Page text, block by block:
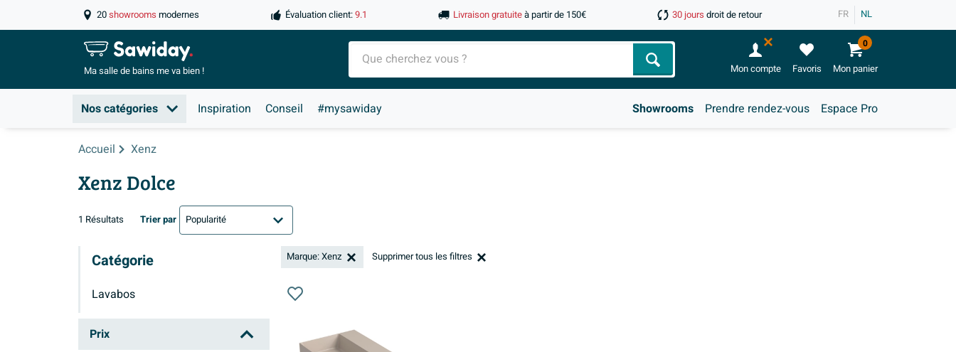
20showrooms modernes Évaluation client:9.1 Livraison gratuiteà partir de 150€ 30 jours droit de retour FR NL
Ma salle debains me va bien ! Chercher Mon compte Favoris Mon panier
0
Nos catégories Inspiration Conseil #mysawiday Showrooms Prendre rendez-vous Espace Pro
Accueil Xenz
Xenz Dolce
1 Résultats Trier par
Catégorie
Lavabos
Xenz Dolce
Prix
Marque: Xenz Supprimer tous les filtres